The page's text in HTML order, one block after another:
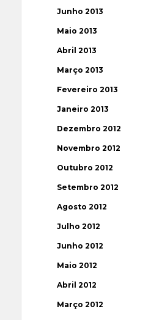
Junho 2013
Maio 2013
Abril 2013
Março 2013
Fevereiro 2013
Janeiro 2013
Dezembro 2012
Novembro 2012
Outubro 2012
Setembro 2012
Agosto 2012
Julho 2012
Junho 2012
Maio 2012
Abril 2012
Março 2012